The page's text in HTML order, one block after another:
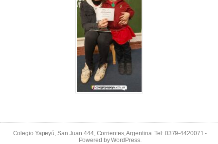
Colegio Yapeyú, San Juan 444, Corrientes, Argentina. Tel: 0379-4420071 -
Powered byWordPress.